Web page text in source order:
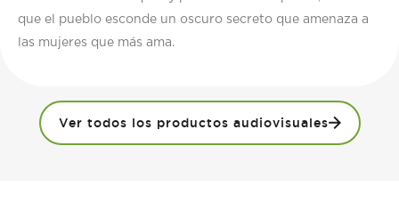
que el pueblo esconde un oscuro secreto que amenaza a
las mujeres que más ama.
Ver todos los productos audiovisuales